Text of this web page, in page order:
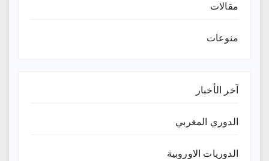
مقالات
منوعات
آخر الأخبار
الدوري المغربي
الدوريات الاوروبية